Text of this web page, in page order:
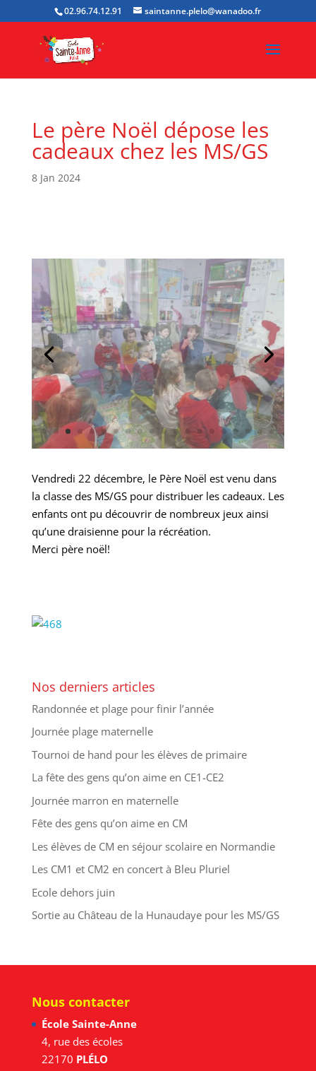
02.96.74.12.91 saintanne.plelo@wanadoo.fr
Le père Noël dépose les
cadeaux chez les MS/GS
8 Jan 2024
Vendredi 22 décembre, le Père Noël est venu dans
la classe des MS/GS pour distribuer les cadeaux. Les
enfants ont pu découvrir de nombreux jeux ainsi
qu’une draisienne pour la récréation.
Merci père noël!
Nos derniers articles
Randonnée et plage pour finir l’année
Journée plage maternelle
Tournoi de hand pour les élèves de primaire
La fête des gens qu’on aime en CE1-CE2
Journée marron en maternelle
Fête des gens qu’on aime en CM
Les élèves de CM en séjour scolaire en Normandie
Les CM1 et CM2 en concert à Bleu Pluriel
Ecole dehors juin
Sortie au Château de la Hunaudaye pour les MS/GS
Nous contacter
École Sainte-Anne
4, rue des écoles
22170 PLÉLO